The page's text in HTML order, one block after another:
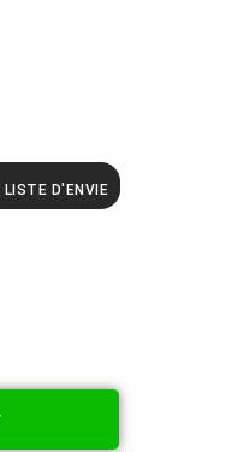
D'ENVIE